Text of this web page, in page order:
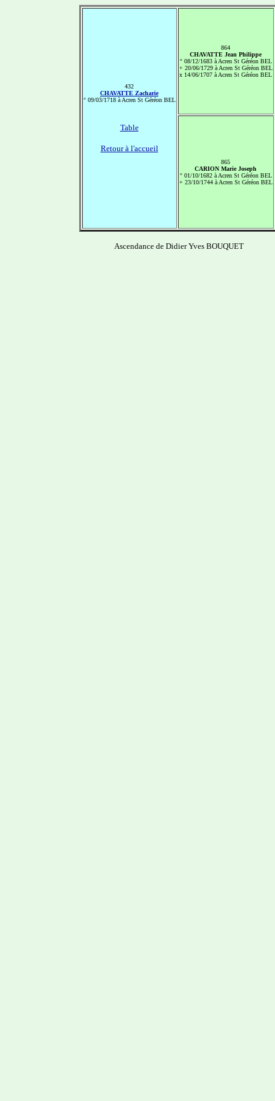
432
CHAVATTE Zacharie
° 09/03/1718 à Acren St Géréon BEL
Table
Retour à l'accueil
864
CHAVATTE Jean Philippe
° 08/12/1683 à Acren St Géréon BEL
+ 20/06/1729 à Acren St Géréon BEL
x 14/06/1707 à Acren St Géréon BEL
865
CARION Marie Joseph
° 01/10/1682 à Acren St Géréon BEL
+ 23/10/1744 à Acren St Géréon BEL
Ascendance de Didier Yves BOUQUET